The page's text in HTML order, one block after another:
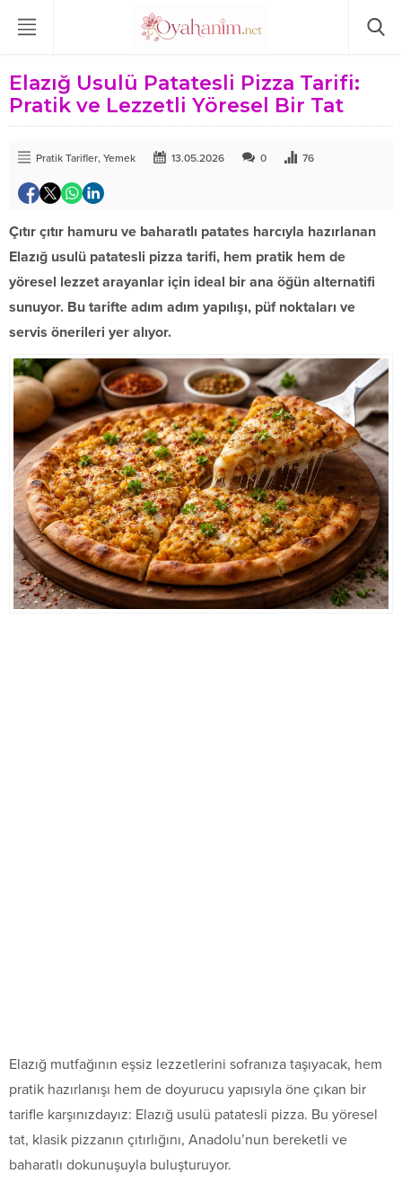
Elazığ Usulü Patatesli Pizza Tarifi:
Pratik ve Lezzetli Yöresel Bir Tat
Pratik Tarifler, Yemek 13.05.2026 0 76
Çıtır çıtır hamuru ve baharatlı patates harcıyla hazırlanan
Elazığ usulü patatesli pizza tarifi, hem pratik hem de
yöresel lezzet arayanlar için ideal bir ana öğün alternatifi
sunuyor. Bu tarifte adım adım yapılışı, püf noktaları ve
servis önerileri yer alıyor.
Elazığ mutfağının eşsiz lezzetlerini sofranıza taşıyacak, hem
pratik hazırlanışı hem de doyurucu yapısıyla öne çıkan bir
tarifle karşınızdayız: Elazığ usulü patatesli pizza. Bu yöresel
tat, klasik pizzanın çıtırlığını, Anadolu’nun bereketli ve
baharatlı dokunuşuyla buluşturuyor.